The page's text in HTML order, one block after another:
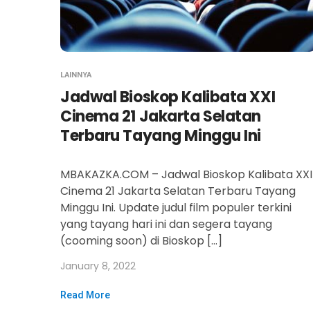
LAINNYA
Jadwal Bioskop Kalibata XXI
Cinema 21 Jakarta Selatan
Terbaru Tayang Minggu Ini
MBAKAZKA.COM – Jadwal Bioskop Kalibata XXI
Cinema 21 Jakarta Selatan Terbaru Tayang
Minggu Ini. Update judul film populer terkini
yang tayang hari ini dan segera tayang
(cooming soon) di Bioskop […]
January 8, 2022
Read More